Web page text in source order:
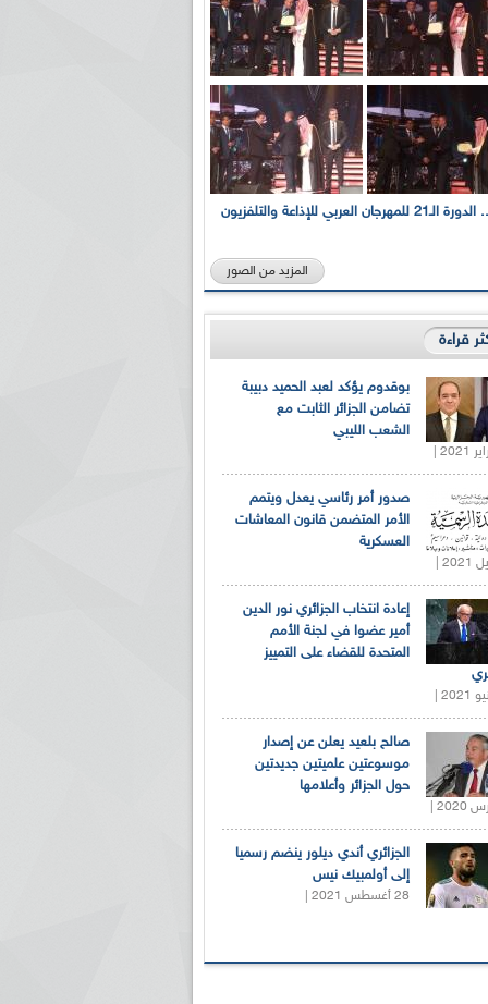
بالصور... الدورة الـ21 للمهرجان العربي للإذاعة والتلفزيون
المزيد من الصور
قراءة
بوقدوم يؤكد لعبد الحميد دبيبة
تضامن الجزائر الثابت مع
الشعب الليبي
صدور أمر رئاسي يعدل ويتمم
الأمر المتضمن قانون المعاشات
العسكرية
إعادة انتخاب الجزائري نور الدين
أمير عضوا في لجنة الأمم
المتحدة للقضاء على التمييز
صالح بلعيد يعلن عن إصدار
موسوعتين علميتين جديدتين
حول الجزائر وأعلامها
الجزائري أندي ديلور ينضم رسميا
إلى أولمبيك نيس
28 أغسطس 2021 |